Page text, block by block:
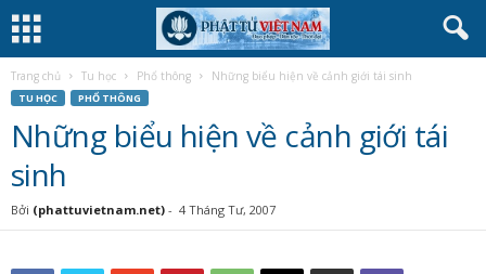
Trang chủ Tu học Phổ thông Những biểu hiện về cảnh giới tái sinh
TU HỌC PHỔ THÔNG
Những biểu hiện về cảnh giới tái
sinh
Bởi (phattuvietnam.net) - 4 Tháng Tư, 2007